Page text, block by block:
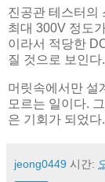
진공관 테스터의
최대 300V 정도
이라서 적당한
질 것으로 보인다.
머릿속에서만 설
모르는 일이다.
은 기회가 되었다.
jeong0449 시간: